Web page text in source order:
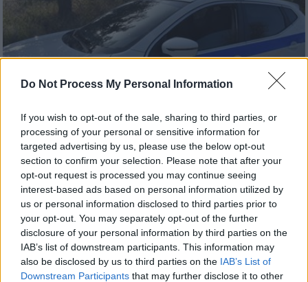
Do Not Process My Personal Information
If you wish to opt-out of the sale, sharing to third parties, or
processing of your personal or sensitive information for
targeted advertising by us, please use the below opt-out
section to confirm your selection. Please note that after your
opt-out request is processed you may continue seeing
interest-based ads based on personal information utilized by
us or personal information disclosed to third parties prior to
your opt-out. You may separately opt-out of the further
disclosure of your personal information by third parties on the
IAB’s list of downstream participants. This information may
also be disclosed by us to third parties on the IAB’s List of
Downstream Participants that may further disclose it to other
Ελλάδα|08.01.2025 22:46
Ηράκλειο: Δύο συλλήψεις για
ναρκωτικά
Την προανάκριση διενεργεί το Τμήμα
Δίωξης Ναρκωτικών της Υποδιεύθυνσης
Δίωξης και Εξιχνίασης Εγκλημάτων
Ηρακλείου